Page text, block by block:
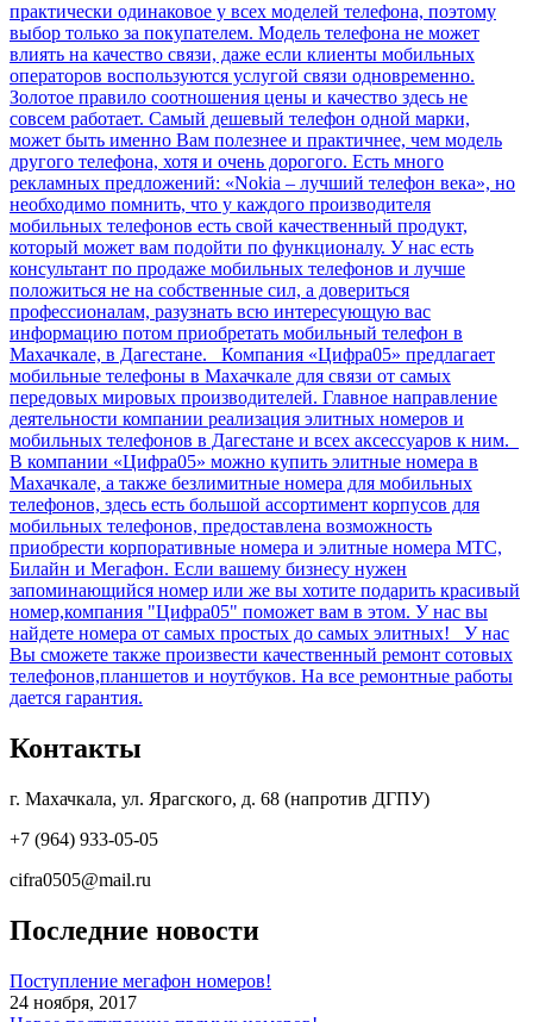
практически одинаковое у всех моделей телефона, поэтому
выбор только за покупателем. Модель телефона не может
влиять на качество связи, даже если клиенты мобильных
операторов воспользуются услугой связи одновременно.
Золотое правило соотношения цены и качество здесь не
совсем работает. Самый дешевый телефон одной марки,
может быть именно Вам полезнее и практичнее, чем модель
другого телефона, хотя и очень дорогого. Есть много
рекламных предложений: «Nokia – лучший телефон века», но
необходимо помнить, что у каждого производителя
мобильных телефонов есть свой качественный продукт,
который может вам подойти по функционалу. У нас есть
консультант по продаже мобильных телефонов и лучше
положиться не на собственные сил, а довериться
профессионалам, разузнать всю интересующую вас
информацию потом приобретать мобильный телефон в
Махачкале, в Дагестане. Компания «Цифра05» предлагает
мобильные телефоны в Махачкале для связи от самых
передовых мировых производителей. Главное направление
деятельности компании реализация элитных номеров и
мобильных телефонов в Дагестане и всех аксессуаров к ним.
В компании «Цифра05» можно купить элитные номера в
Махачкале, а также безлимитные номера для мобильных
телефонов, здесь есть большой ассортимент корпусов для
мобильных телефонов, предоставлена возможность
приобрести корпоративные номера и элитные номера МТС,
Билайн и Мегафон. Если вашему бизнесу нужен
запоминающийся номер или же вы хотите подарить красивый
номер,компания "Цифра05" поможет вам в этом. У нас вы
найдете номера от самых простых до самых элитных! У нас
Вы сможете также произвести качественный ремонт сотовых
телефонов,планшетов и ноутбуков. На все ремонтные работы
дается гарантия.
Контакты
г. Махачкала, ул. Ярагского, д. 68 (напротив ДГПУ)
+7 (964) 933-05-05
cifra0505@mail.ru
Последние новости
Поступление мегафон номеров!
24 ноября, 2017